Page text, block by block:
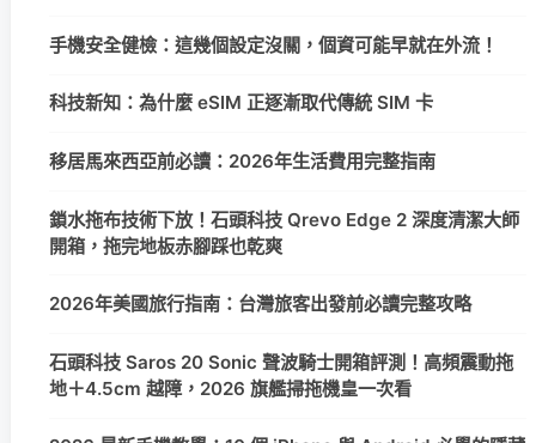
手機安全健檢：這幾個設定沒關，個資可能早就在外流！
科技新知：為什麼 eSIM 正逐漸取代傳統 SIM 卡
移居馬來西亞前必讀：2026年生活費用完整指南
鎖水拖布技術下放！石頭科技 Qrevo Edge 2 深度清潔大師
開箱，拖完地板赤腳踩也乾爽
2026年美國旅行指南：台灣旅客出發前必讀完整攻略
石頭科技 Saros 20 Sonic 聲波騎士開箱評測！高頻震動拖
地＋4.5cm 越障，2026 旗艦掃拖機皇一次看